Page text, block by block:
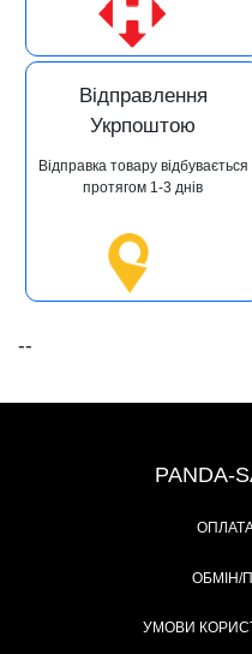
Відправлення
Укрпоштою
Відправка товару відбувається
протягом 1-3 днів
--
PANDA-
ОБМІН/
УМОВИ